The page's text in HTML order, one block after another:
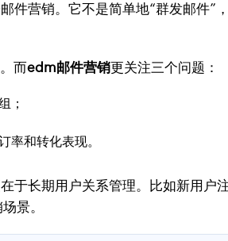
件营销。它不是简单地“群发邮件
而edm邮件营销更关注三个问题：
；
率和转化表现。
于长期用户关系管理。比如新用
景。